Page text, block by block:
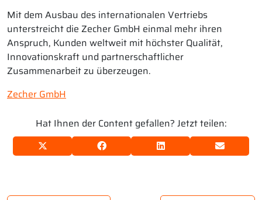
Mit dem Ausbau des internationalen Vertriebs
unterstreicht die Zecher GmbH einmal mehr ihren
Anspruch, Kunden weltweit mit höchster Qualität,
Innovationskraft und partnerschaftlicher
Zusammenarbeit zu überzeugen.
Zecher GmbH
Hat Ihnen der Content gefallen? Jetzt teilen: